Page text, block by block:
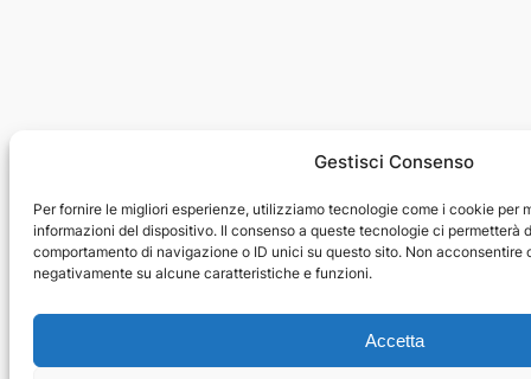
Gestisci Consenso
Per fornire le migliori esperienze, utilizziamo tecnologie come i cookie per
informazioni del dispositivo. Il consenso a queste tecnologie ci permetterà
comportamento di navigazione o ID unici su questo sito. Non acconsentire
negativamente su alcune caratteristiche e funzioni.
Accetta